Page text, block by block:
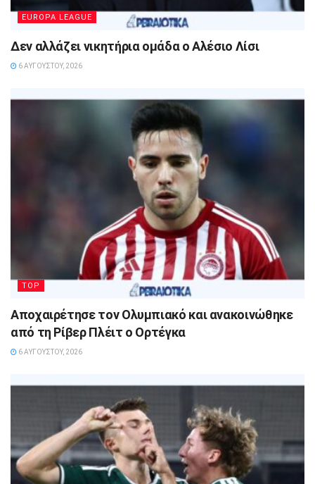
EUROPA LEAGUE
Δεν αλλάζει νικητήρια ομάδα ο Αλέσιο Λίσι
6 ΑΥΓΟΎΣΤΟΥ, 2026
TOP
Αποχαιρέτησε τον Ολυμπιακό και ανακοινώθηκε
από τη Ρίβερ Πλέιτ ο Ορτέγκα
6 ΑΥΓΟΎΣΤΟΥ, 2026